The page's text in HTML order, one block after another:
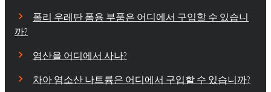
폴리 우레탄 폼용 부품은 어디에서 구입할 수 있습니
까?
염산을 어디에서 사나?
차아 염소산 나트륨은 어디에서 구입할 수 있습니까?